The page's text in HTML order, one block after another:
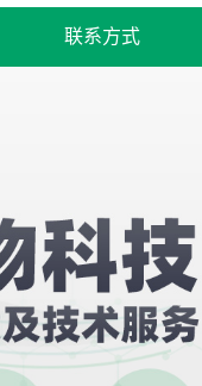
联系方式